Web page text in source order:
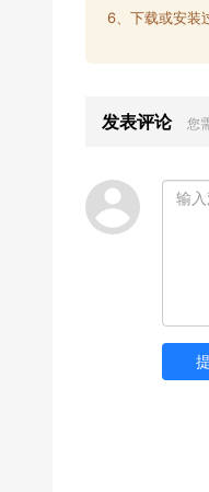
6、下载或安装
发表评论 您